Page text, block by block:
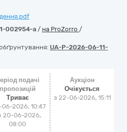
002954-a/ на ProZorro /
UA-P-2026-06-11-
подачі
пропозицій
Триває
06-2026, 10:47
20-06-2026,
08:00
Аукціон
Очікується
з 22-06-2026, 15:11